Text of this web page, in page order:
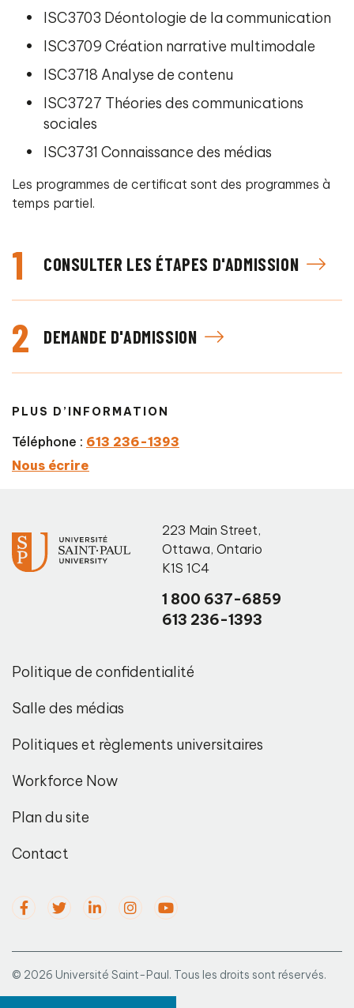
1 CONSULTER LES ÉTAPES D'ADMISSION
2 DEMANDE D'ADMISSION
PLUS D’INFORMATION
Téléphone : 613 236-1393
Nous écrire
ISC3703 Déontologie de la communication
ISC3709 Création narrative multimodale
ISC3718 Analyse de contenu
ISC3727 Théories des communications
sociales
ISC3731 Connaissance des médias
Les programmes de certificat sont des programmes à
temps partiel.
223 Main Street,
Ottawa, Ontario
K1S 1C4
1 800 637-6859
613 236-1393
Politique de confidentialité
Salle des médias
Politiques et règlements universitaires
Workforce Now
Plan du site
Contact
© 2026 Université Saint-Paul. Tous les droits sont réservés.